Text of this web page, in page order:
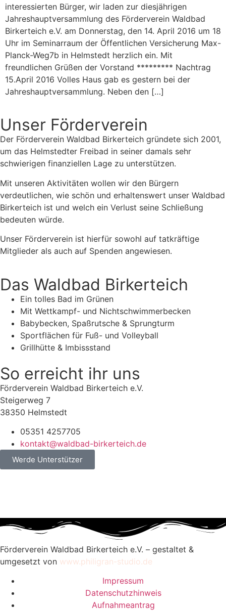
interessierten Bürger, wir laden zur diesjährigen
Jahreshauptversammlung des Förderverein Waldbad
Birkerteich e.V. am Donnerstag, den 14. April 2016 um 18
Uhr im Seminarraum der Öffentlichen Versicherung Max-
Planck-Weg7b in Helmstedt herzlich ein. Mit
freundlichen Grüßen der Vorstand ********* Nachtrag
15.April 2016 Volles Haus gab es gestern bei der
Jahreshauptversammlung. Neben den […]
Unser Förderverein
Der Förderverein Waldbad Birkerteich gründete sich 2001,
um das Helmstedter Freibad in seiner damals sehr
schwierigen finanziellen Lage zu unterstützen.
Mit unseren Aktivitäten wollen wir den Bürgern
verdeutlichen, wie schön und erhaltenswert unser Waldbad
Birkerteich ist und welch ein Verlust seine Schließung
bedeuten würde.
Unser Förderverein ist hierfür sowohl auf tatkräftige
Mitglieder als auch auf Spenden angewiesen.
Das Waldbad Birkerteich
Ein tolles Bad im Grünen
Mit Wettkampf- und Nichtschwimmerbecken
Babybecken, Spaßrutsche & Sprungturm
Sportflächen für Fuß- und Volleyball
Grillhütte & Imbissstand
So erreicht ihr uns
Förderverein Waldbad Birkerteich e.V.
Steigerweg 7
38350 Helmstedt
05351 4257705
kontakt@waldbad-birkerteich.de
Werde Unterstützer
Förderverein Waldbad Birkerteich e.V. – gestaltet &
umgesetzt von www.philigran-studio.de
Impressum
Datenschutzhinweis
Aufnahmeantrag